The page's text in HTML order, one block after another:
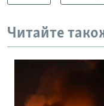
Читайте